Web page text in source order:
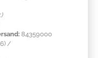
84359000
/